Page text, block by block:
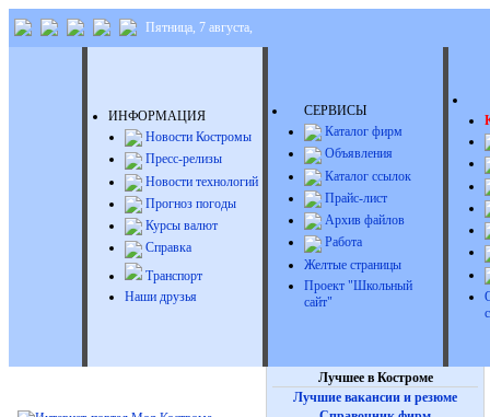
Пятница, 7 августа,
ИНФОРМАЦИЯ
Новости Костромы
Пресс-релизы
Новости технологий
Прогноз погоды
Курсы валют
Справка
Транспорт
Наши друзья
СЕРВИСЫ
Каталог фирм
Объявления
Каталог ссылок
Прайс-лист
Архив файлов
Работа
Желтые страницы
Проект "Школьный
сайт"
Лучшее в Костроме
Лучшие вакансии и резюме